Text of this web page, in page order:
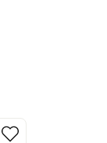
oder benutze